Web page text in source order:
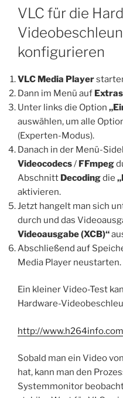
VLC für die
konfigurieren
VLC Media Player
Dann im Menü auf Extras
Unter links die Option
auswählen, um alle
(Experten-Modus).
Danach in der Menü-
Videocodecs/ FFmpeg
Abschnitt Decodingdie
aktivieren.
Jetzt hangelt man sich
durch und das
Videoausgabe (XCB)“
Abschließend auf
Media Player neustarten.
Ein kleiner Video-Test
Hardware-
http://
Sobald man ein Video
hat, kann man den
Systemmonitor